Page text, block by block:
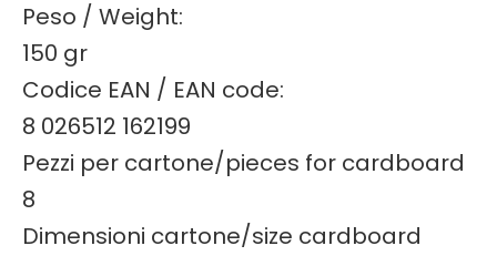
Peso / Weight:
150 gr
Codice EAN / EAN code:
8 026512 162199
Pezzi per cartone/pieces for cardboard
8
Dimensioni cartone/size cardboard